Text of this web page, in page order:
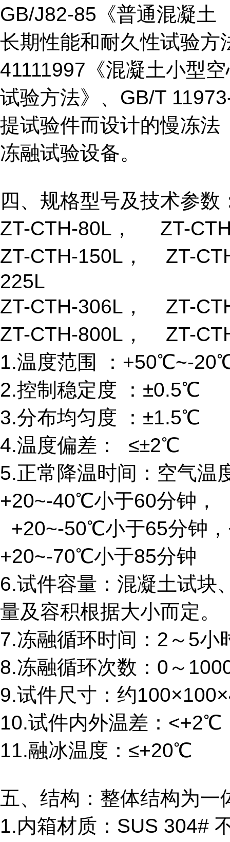
GB/J82-85《普通混凝土
长期性能和耐久性试验方
41111997《混凝土小型
试验方法》、GB/T
提试验件而设计的慢冻法
冻融试验设备。
四、 规格型号及技术参数
ZT-CTH-80L， ZT-
ZT-CTH-150L， ZT-
ZT-CTH-306L， ZT-
ZT-CTH-800L， ZT-
1.温度范围 ：+50℃~-
2.控制稳定度 ：±0.5℃
3.分布均匀度 ：±1.5℃
4.温度偏差
5.正常降温时间：空气
+20~-40℃小于60分钟，
+20~-50℃小于65分钟
+20~-70℃小于85分钟
6.试件容量：混凝土试块
量及容积根据大小而定。
7.冻融循环时间：2～5小
8.冻融循环次数：0～
9.试件尺寸：约
10.试件内外温差：<+2℃
11.融冰温度：≤+20℃
五、结构：整体结构为一
1.内箱材质：SUS 304#